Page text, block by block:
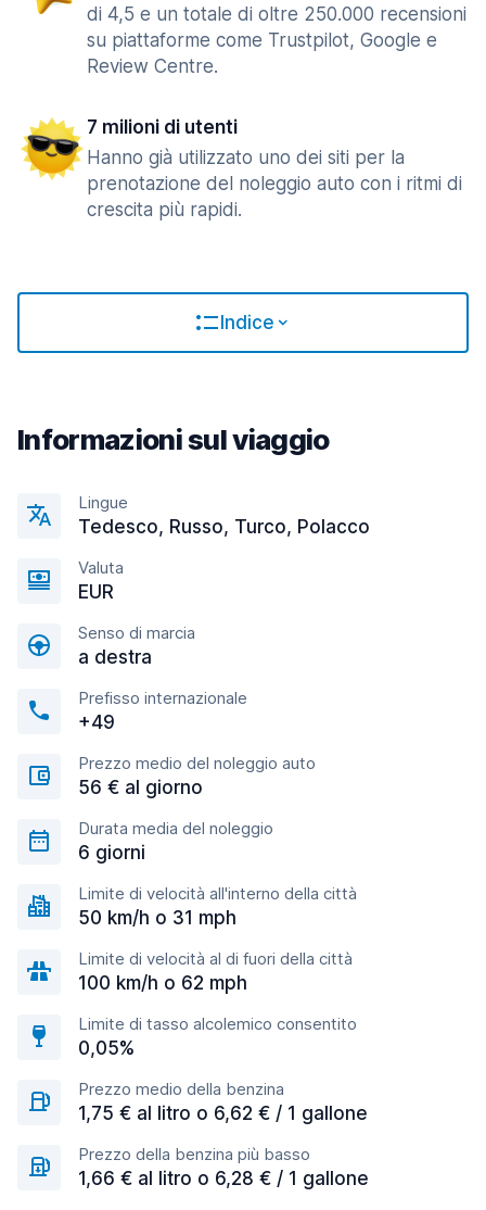
di 4,5 e un totale di oltre 250.000 recensioni
su piattaforme come Trustpilot, Google e
Review Centre.
7 milioni di utenti
Hanno già utilizzato uno dei siti per la
prenotazione del noleggio auto con i ritmi di
crescita più rapidi.
Indice
Informazioni sul viaggio
Lingue
Tedesco, Russo, Turco, Polacco
Valuta
EUR
Senso di marcia
a destra
Prefisso internazionale
+49
Prezzo medio del noleggio auto
56 € al giorno
Durata media del noleggio
6 giorni
Limite di velocità all'interno della città
50 km/h o 31 mph
Limite di velocità al di fuori della città
100 km/h o 62 mph
Limite di tasso alcolemico consentito
0,05%
Prezzo medio della benzina
1,75 € al litro o 6,62 € / 1 gallone
Prezzo della benzina più basso
1,66 € al litro o 6,28 € / 1 gallone